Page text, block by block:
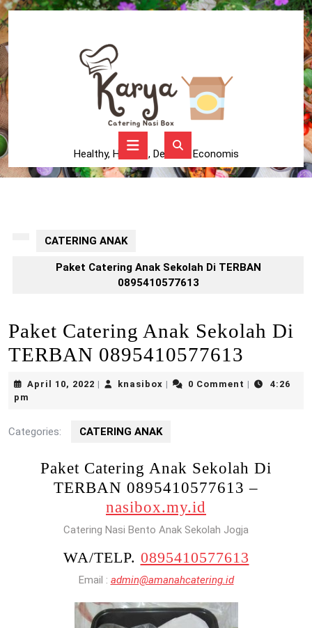
Skip
to
content
Healthy, Higienis, Delicius, Economis
Button
CATERING ANAK
Paket Catering Anak Sekolah Di TERBAN
0895410577613
Paket Catering Anak Sekolah Di
TERBAN 0895410577613
April 10, 2022 Aprilknasibox knasibox0 Comment
4:26
pm
Categories: CATERING ANAK
Paket Catering Anak Sekolah Di
TERBAN 0895410577613 –
nasibox.my.id
Catering Nasi Bento Anak Sekolah Jogja
WA/TELP. 0895410577613
Email : admin@amanahcatering.id